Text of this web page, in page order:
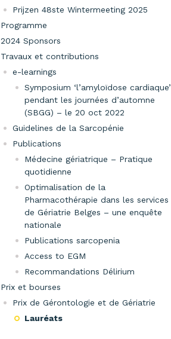
Prijzen 48ste Wintermeeting 2025
Programme
2024 Sponsors
Travaux et contributions
e-learnings
Symposium ‘l’amyloïdose cardiaque’
pendant les journées d’automne
(SBGG) – le 20 oct 2022
Guidelines de la Sarcopénie
Publications
Médecine gériatrique – Pratique
quotidienne
Optimalisation de la
Pharmacothérapie dans les services
de Gériatrie Belges – une enquête
nationale
Publications sarcopenia
Access to EGM
Recommandations Délirium
Prix et bourses
Prix de Gérontologie et de Gériatrie
Lauréats